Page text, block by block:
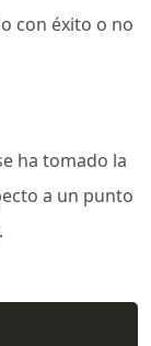
con éxito o no
ha tomado la
a un punto